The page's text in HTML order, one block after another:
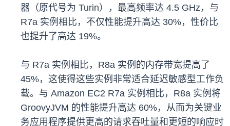
器（原代号为 Turin），最高频率达 4.5 GHz，与
R7a 实例相比，不仅性能提升高达 30%，性价比
也提升了高达 19%。
与 R7a 实例相比，R8a 实例的内存带宽提高了
45%，这使得这些实例非常适合延迟敏感型工作负
载。与 Amazon EC2 R7a 实例相比，R8a 实例将
GroovyJVM 的性能提升高达 60%，从而为关键业
务应用程序提供更高的请求吞吐量和更短的响应时